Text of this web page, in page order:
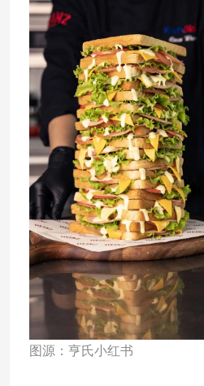
图源：亨氏小红书